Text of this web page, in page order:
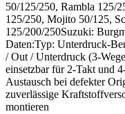
50/125/250, Rambla 125/
125/250, Mojito 50/125,
125/200/250Suzuki:
Daten:Typ: Unterdruck-
/ Out / Unterdruck (3-
einsetzbar für 2-Takt und
Austausch bei defekter
zuverlässige
montieren